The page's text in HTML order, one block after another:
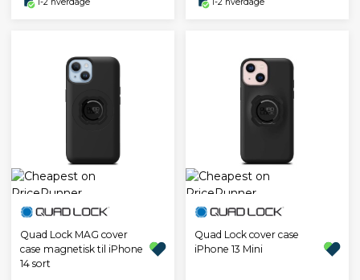
1-2 hverdage 1-2 hverdage
Quad Lock MAG cover
case magnetisk til iPhone
14 sort
Quad Lock cover case
iPhone 13 Mini